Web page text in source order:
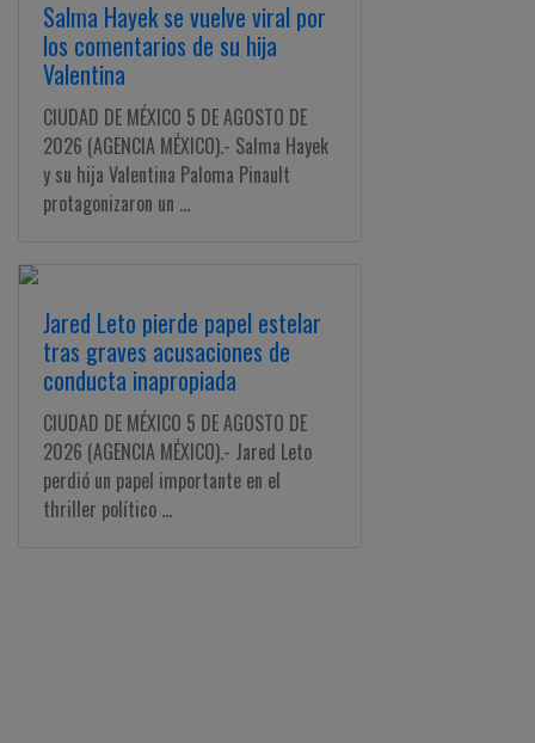
Salma Hayek se vuelve viral por
los comentarios de su hija
Valentina
CIUDAD DE MÉXICO 5 DE AGOSTO DE
2026 (AGENCIA MÉXICO).- Salma Hayek
y su hija Valentina Paloma Pinault
protagonizaron un ...
Jared Leto pierde papel estelar
tras graves acusaciones de
conducta inapropiada
CIUDAD DE MÉXICO 5 DE AGOSTO DE
2026 (AGENCIA MÉXICO).- Jared Leto
perdió un papel importante en el
thriller político ...